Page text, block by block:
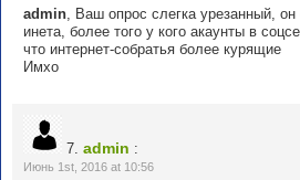
admin, Ваш опрос слегка урезанный,
инета, более того у кого акаунты в
что интернет-собратья более курящие
Имхо
7. admin :
Июнь 1st, 2016 at 10:56